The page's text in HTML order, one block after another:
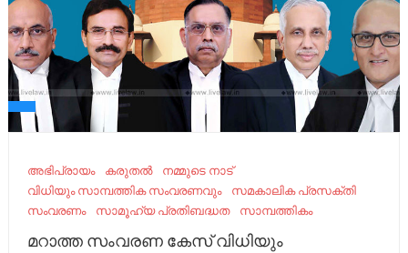
അഭിപ്രായം കരുതൽ
നമ്മുടെ നാട്‌
വിധിയും സാമ്പത്തിക സംവരണവും
സമകാലിക പ്രസക്തി
സംവരണം
സാമൂഹ്യ പ്രതിബദ്ധത സാമ്പത്തികം
മറാത്ത സംവരണ കേസ് വിധിയും